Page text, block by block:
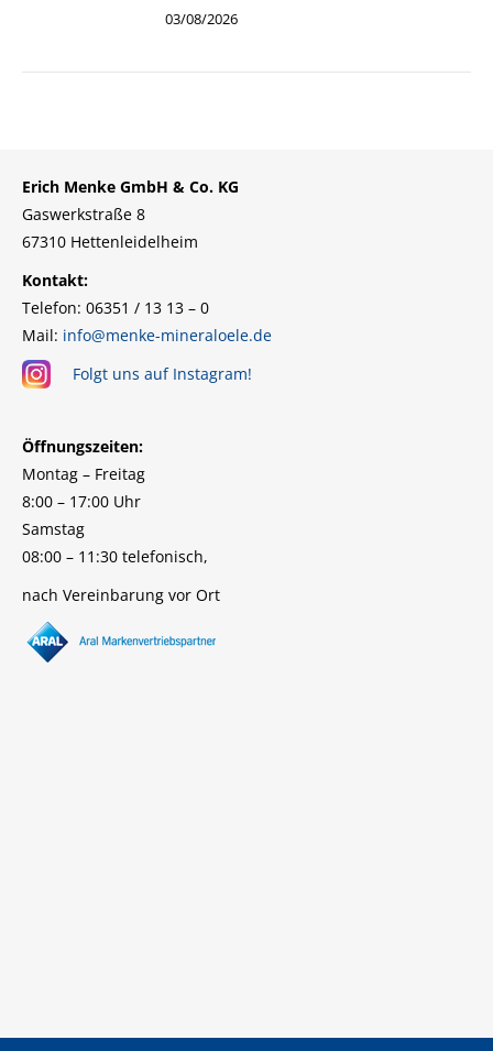
03/08/2026
Erich Menke GmbH & Co. KG
Gaswerkstraße 8
67310 Hettenleidelheim
Kontakt:
Telefon: 06351 / 13 13 – 0
Mail: info@menke-mineraloele.de
Folgt uns auf Instagram!
Öffnungszeiten:
Montag – Freitag
8:00 – 17:00 Uhr
Samstag
08:00 – 11:30 telefonisch,
nach Vereinbarung vor Ort